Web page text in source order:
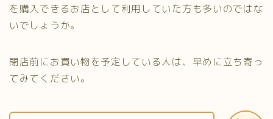
を購入できるお店として利用していた方も多いのではな
いでしょうか。
閉店前にお買い物を予定している人は、早めに立ち寄っ
てみてください。